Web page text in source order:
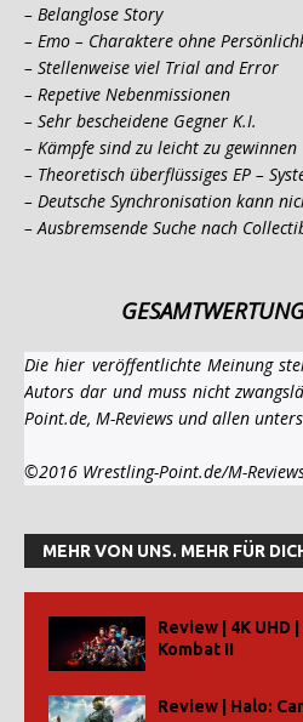
– Belanglose Story
– Emo – Charaktere ohne
– Stellenweise viel Trial and Error
– Repetive Nebenmissionen
– Sehr bescheidene Gegner K.I.
– Kämpfe sind zu leicht zu gewinnen
– Theoretisch überflüssiges EP –
– Deutsche Synchronisation kann
– Ausbremsende Suche nach
Die hier veröffentlichte Meinung
Autors dar und muss nicht
Point.de, M-Reviews und allen
©2016 Wrestling-Point.de/M-
MEHR VON UNS. MEHR FÜR
Review | 4K UHD
Kombat II
Review | Halo: